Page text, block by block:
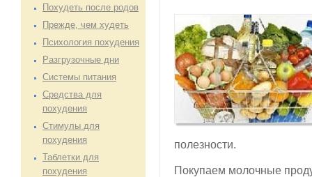
Похудеть после родов
Прежде, чем худеть
Психология похудения
Разгрузочные дни
Системы питания
Средства для
похудения
Стимулы для
похудения
Таблетки для
похудения
полезности.
Покупаем молочные